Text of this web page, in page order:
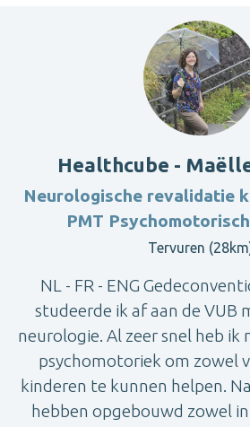
Healthcube -
Neurologische revalidatie
PMT
Tervuren
NL - FR - ENG
studeerde ik af aan de VUB
neurologie. Al zeer snel heb ik
psychomotoriek om zowel
kinderen te kunnen helpen.
hebben opgebouwd zowel